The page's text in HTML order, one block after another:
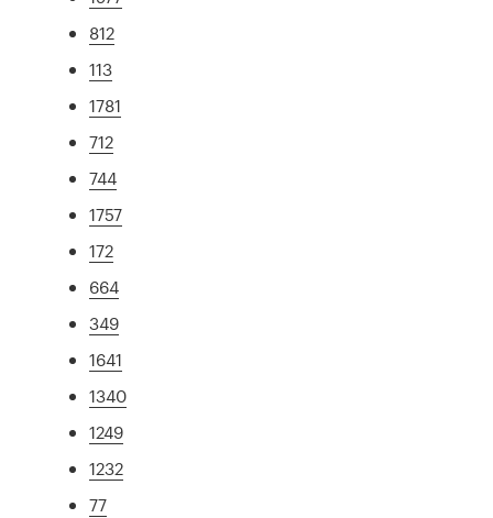
812
113
1781
712
744
1757
172
664
349
1641
1340
1249
1232
77